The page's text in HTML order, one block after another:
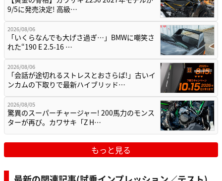
9/5に発売決定! 高級…
2026/08/06
「いくらなんでも大げさ過ぎ…」BMWに嘲笑さ
れた“190 E 2.5-16 …
2026/08/06
「会話が途切れるストレスとおさらば!」古いイ
ンカムの下取りで最新ハイブリッド…
2026/08/05
驚異のスーパーチャージャー! 200馬力のモンス
ターが再び。カワサキ「Z H…
もっと見る